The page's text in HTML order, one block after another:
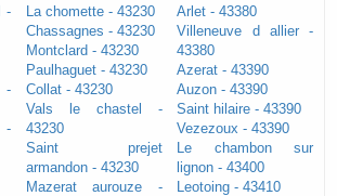
-
-
-
La chomette - 43230
Chassagnes - 43230
Montclard - 43230
Paulhaguet - 43230
Collat - 43230
Vals le chastel -
43230
Saint prejet
armandon - 43230
Mazerat aurouze -
Arlet - 43380
Villeneuve d allier -
43380
Azerat - 43390
Auzon - 43390
Saint hilaire - 43390
Vezezoux - 43390
Le chambon sur
lignon - 43400
Leotoing - 43410